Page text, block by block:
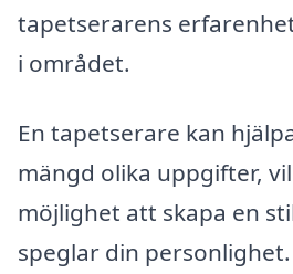
tapetserarens
i området.
En tapetserare kan
mängd olika uppgifter,
möjlighet att skapa en
speglar din